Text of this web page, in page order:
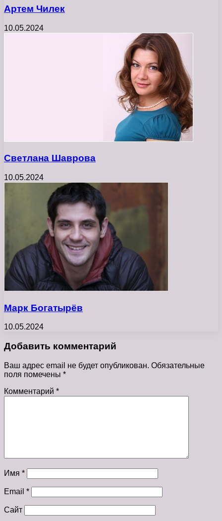
Артем Чилек
10.05.2024
Светлана Шаврова
10.05.2024
Марк Богатырёв
10.05.2024
Добавить комментарий
Ваш адрес email не будет опубликован. Обязательные
поля помечены *
Комментарий *
Имя *
Email *
Сайт